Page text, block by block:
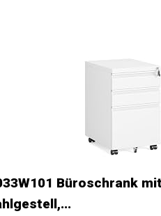
Büroschrank